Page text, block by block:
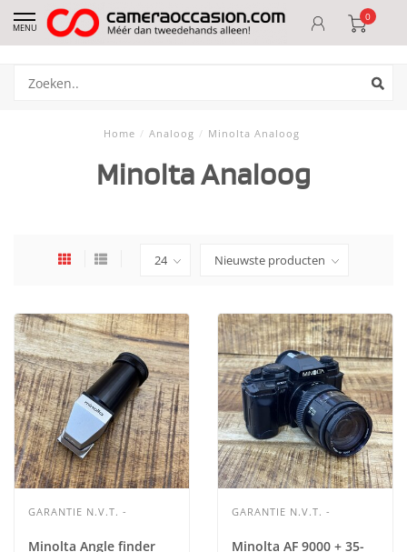
MENU
0
Home / Analoog / Minolta Analoog
Minolta Analoog
GARANTIE N.V.T. -
Minolta Angle finder
GARANTIE N.V.T. -
Minolta AF 9000 + 35-